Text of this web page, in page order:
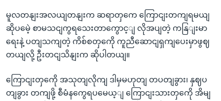
မူလတနျးအလယျတနျးက ဆရာတှကေ ကြောငျးတကျရမယျ
ဆိုပမေဲ့ စာမသငျကွရသေးတာကွောင့ျ လိုအပျတဲ့ ကနြျးမာ
ရေးနဲ့ ပတျသကျတဲ့ ကိစ်စတှကေို ကူညီဆောငျရှကျပေးမှာဖွဈ
တယျလို့ ဦးတငျသိနျးက ဆိုပါတယျ။
ကြောငျးတှကေို အသုတျလိုကျ ဒါမှမဟုတျ တပတျခွား၊ နှဈပ
တျခွား တကျဖို့ စီမံနကွေရပမေယ့ျ ကြောငျးသားတှကေို အိမျ